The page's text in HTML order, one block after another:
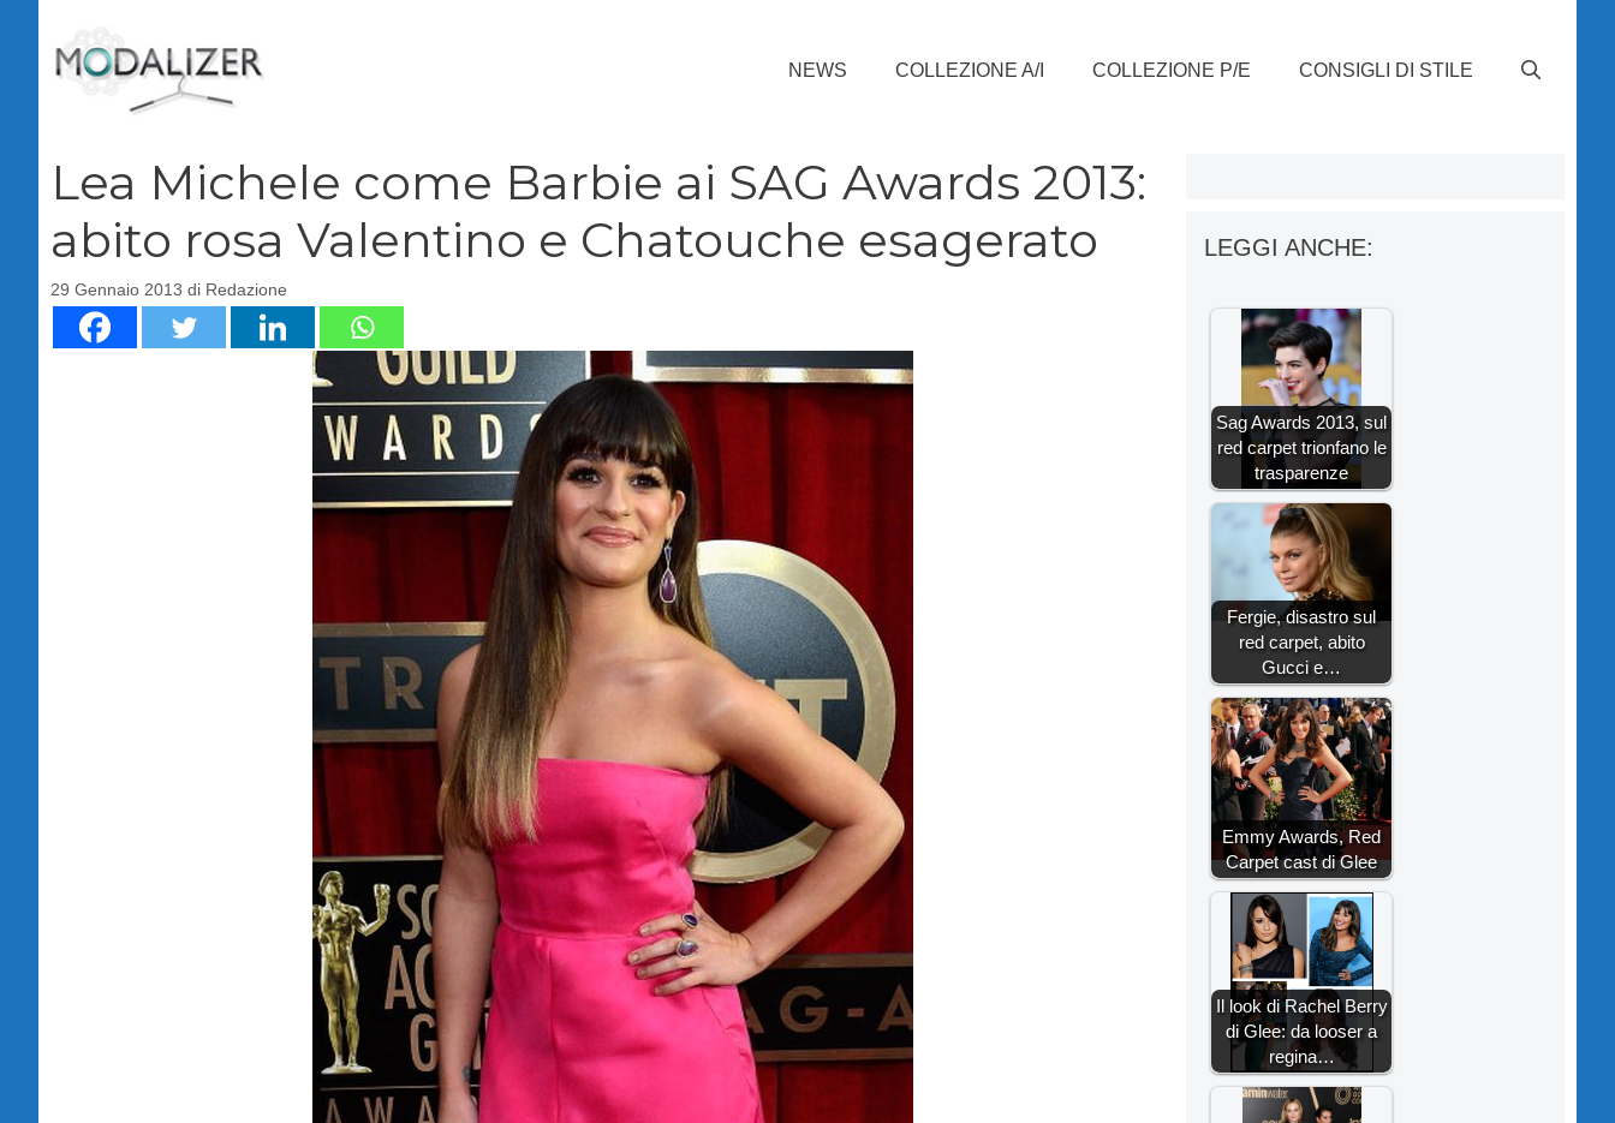
contenuto
NEWS COLLEZIONE A/I COLLEZIONE P/E CONSIGLI DI STILE
Lea Michele come Barbie ai SAG Awards 2013:
abito rosa Valentino e Chatouche esagerato
29 Gennaio 2013 di Redazione
LEGGI ANCHE:
Sag Awards 2013, sul
red carpet trionfano le
trasparenze
Fergie, disastro sul
red carpet, abito
Gucci e…
Emmy Awards, Red
Carpet cast di Glee
Il look di Rachel Berry
di Glee: da looser a
regina…